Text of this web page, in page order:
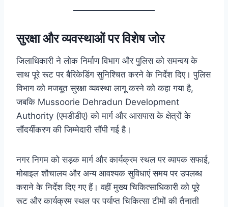
सुरक्षा और व्यवस्थाओं पर विशेष जोर
जिलाधिकारी ने लोक निर्माण विभाग और पुलिस को समन्वय के
साथ पूरे रूट पर बैरिकेडिंग सुनिश्चित करने के निर्देश दिए। पुलिस
विभाग को मजबूत सुरक्षा व्यवस्था लागू करने को कहा गया है,
जबकि Mussoorie Dehradun Development
Authority (एमडीडीए) को मार्ग और आसपास के क्षेत्रों के
सौंदर्यीकरण की जिम्मेदारी सौंपी गई है।
नगर निगम को सड़क मार्ग और कार्यक्रम स्थल पर व्यापक सफाई,
मोबाइल शौचालय और अन्य आवश्यक सुविधाएं समय पर उपलब्ध
कराने के निर्देश दिए गए हैं। वहीं मुख्य चिकित्साधिकारी को पूरे
रूट और कार्यक्रम स्थल पर पर्याप्त चिकित्सा टीमों की तैनाती